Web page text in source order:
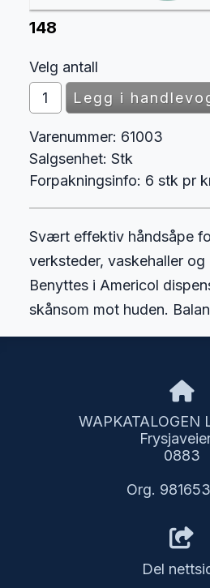
148
Velg antall
Varenummer: 61003
Salgsenhet: Stk
Forpakningsinfo: 6 stk pr
Svært effektiv håndsåpe
verksteder, vaskehaller og
Benyttes i Americol
skånsom mot huden.
WAPKATALOGEN
0883
Org.
Del